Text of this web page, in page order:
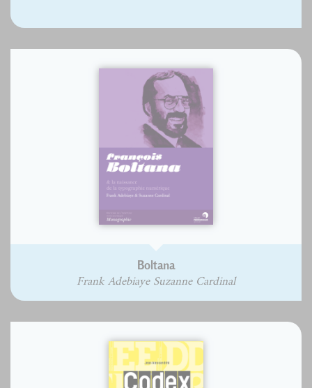
Boltana
Frank Adebiaye Suzanne Cardinal